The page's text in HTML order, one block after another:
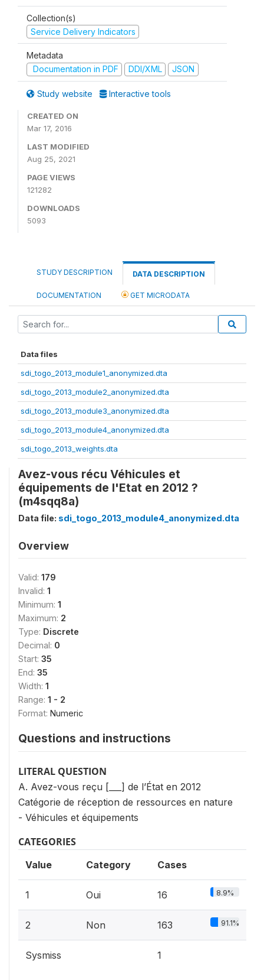
Collection(s)
Service Delivery Indicators
Metadata
Documentation in PDF
DDI/XML JSON
Study website Interactive tools
CREATED ON
Mar 17, 2016
LAST MODIFIED
Aug 25, 2021
PAGE VIEWS
121282
DOWNLOADS
5093
STUDY DESCRIPTION DATA DESCRIPTION
DOCUMENTATION GET MICRODATA
Data files
sdi_togo_2013_module1_anonymized.dta
sdi_togo_2013_module2_anonymized.dta
sdi_togo_2013_module3_anonymized.dta
sdi_togo_2013_module4_anonymized.dta
sdi_togo_2013_weights.dta
Avez-vous récu Véhicules et
équipements de l'Etat en 2012 ?
(m4sqq8a)
Data file: sdi_togo_2013_module4_anonymized.dta
Overview
Valid: 179
Invalid: 1
Minimum: 1
Maximum: 2
Type: Discrete
Decimal: 0
Start: 35
End: 35
Width: 1
Range: 1 - 2
Format: Numeric
Questions and instructions
LITERAL QUESTION
A. Avez-vous reçu [___] de l’État en 2012
Catégorie de réception de ressources en nature
- Véhicules et équipements
CATEGORIES
Value Category Cases
1 Oui 16 8.9%
2 Non 163 91.1%
Sysmiss 1